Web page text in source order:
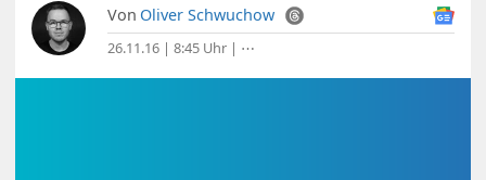
Von Oliver Schwuchow
26.11.16 | 8:45 Uhr | ⋯